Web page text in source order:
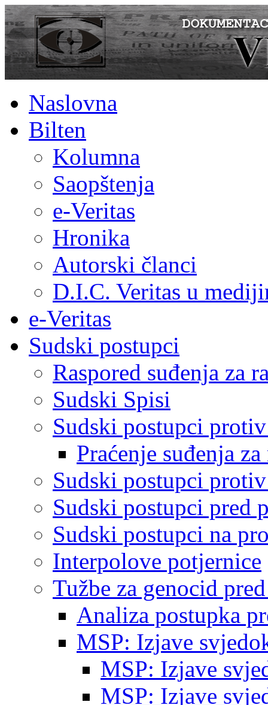
Naslovna
Bilten
Kolumna
Saopštenja
e-Veritas
Hronika
Autorski članci
D.I.C. Veritas u
e-Veritas
Sudski postupci
Raspored suđenja za
Sudski Spisi
Sudski postupci
Praćenje suđenja
Sudski postupci
Sudski postupci pred
Sudski postupci na
Interpolove potjernice
Tužbe za genocid
Analiza postupka
MSP: Izjave
MSP: Izjave
MSP: Izjave